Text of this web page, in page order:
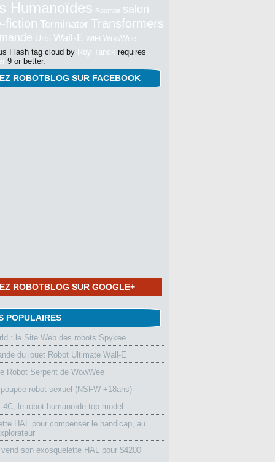
Humanoïdes Roomba salon
fiction Terminator Transformers
Urbi Wall-E WIFI WowWee
Flash tag cloud by Roy Tanck requires
9 or better.
ROBOTBLOG SUR FACEBOOK
ROBOTBLOG SUR GOOGLE+
POPULAIRES
: le Site Web des robots Spykee
du jouet Robot Ultimate Wall-E
Robot Serpent de WowWee
robot-sexuel (NSFW +18ans)
4C, le robot humanoïde top model
HAL pour compenser le handicap, au
son exosquelette HAL pour $4200